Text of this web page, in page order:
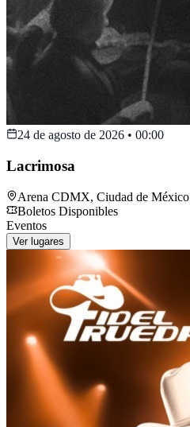
24 de agosto de 2026 • 00:00
Lacrimosa
Arena CDMX, Ciudad de México
Boletos Disponibles
Eventos
Ver lugares